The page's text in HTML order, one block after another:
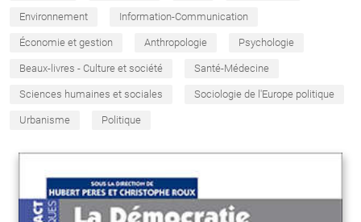
Environnement Information-Communication
Économie et gestion Anthropologie Psychologie
Beaux-livres - Culture et société Santé-Médecine
Sciences humaines et sociales Sociologie de l'Europe politique
Urbanisme Politique